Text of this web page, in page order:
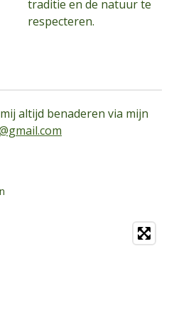
traditie en de natuur te
respecteren.
altijd benaderen via mijn